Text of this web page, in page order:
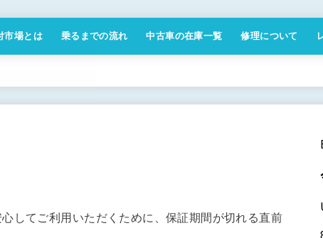
市場とは 乗るまでの流れ 中古車の在庫一覧 修理について
してご利用いただくために、保証期間が切れる直前